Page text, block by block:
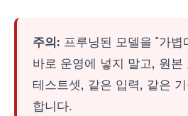
주의: 프루닝된 모델을 "가볍
바로 운영에 넣지 말고, 원본
테스트셋, 같은 입력, 같은
합니다.